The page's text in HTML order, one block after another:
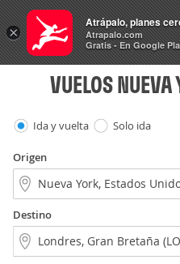
Vuelos
VUELOS
Ida y vuelta Solo ida
Origen
Destino
×
Atrápalo, planes
Atrapalo.com
Gratis - En Google